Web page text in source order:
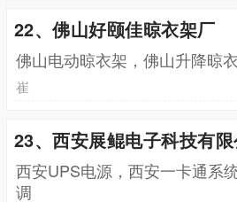
22、佛山好颐佳晾衣架厂
佛山电动晾衣架，佛山升降晾
崔
23、西安展鲲电子科技有
西安UPS电源，西安一卡通系
调